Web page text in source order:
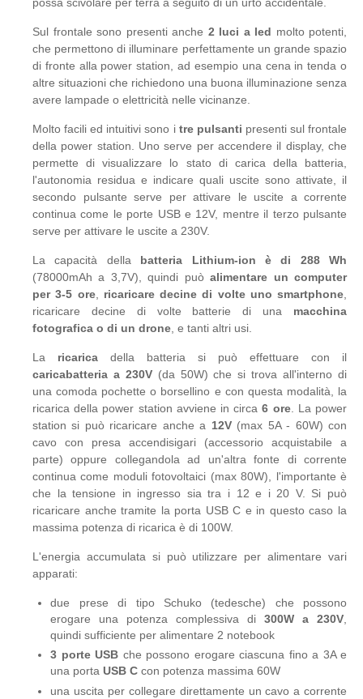
possa scivolare per terra a seguito di un urto accidentale.
Sul frontale sono presenti anche 2 luci a led molto potenti,
che permettono di illuminare perfettamente un grande spazio
di fronte alla power station, ad esempio una cena in tenda o
altre situazioni che richiedono una buona illuminazione senza
avere lampade o elettricità nelle vicinanze.
Molto facili ed intuitivi sono i tre pulsanti presenti sul frontale
della power station. Uno serve per accendere il display, che
permette di visualizzare lo stato di carica della batteria,
l'autonomia residua e indicare quali uscite sono attivate, il
secondo pulsante serve per attivare le uscite a corrente
continua come le porte USB e 12V, mentre il terzo pulsante
serve per attivare le uscite a 230V.
La capacità della batteria Lithium-ion è di 288 Wh
(78000mAh a 3,7V), quindi puòalimentare un computer
per 3-5 ore, ricaricare decine di volte uno smartphone,
ricaricare decine di volte batterie di una macchina
fotografica o di un drone, e tanti altri usi.
La ricarica della batteria si può effettuare con il
caricabatteria a 230V(da 50W) che si trova all'interno di
una comoda pochette o borsellino e con questa modalità, la
ricarica della power station avviene in circa6 ore. La power
station si può ricaricare anche a 12V(max 5A - 60W) con
cavo con presa accendisigari (accessorio acquistabile a
parte) oppure collegandola ad un'altra fonte di corrente
continua come moduli fotovoltaici (max 80W), l'importante è
che la tensione in ingresso sia tra i 12 e i 20 V. Si può
ricaricare anche tramite la porta USB C e in questo caso la
massima potenza di ricarica è di 100W.
L'energia accumulata si può utilizzare per alimentare vari
apparati:
due prese di tipo Schuko (tedesche) che possono
erogare una potenza complessiva di300W a 230V,
quindi sufficiente per alimentare 2 notebook
3 porte USB che possono erogare ciascuna fino a 3A e
una portaUSB C con potenza massima 60W
una uscita per collegare direttamente un cavo a corrente